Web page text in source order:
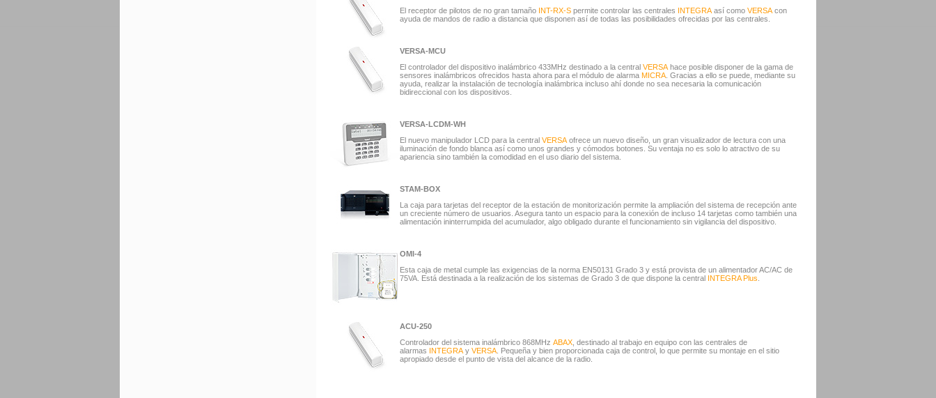
El receptor de pilotos de no gran tamaño INT-RX-S permite controlar las centrales INTEGRA así como VERSA con
ayuda de mandos de radio a distancia que disponen así de todas las posibilidades ofrecidas por las centrales.
VERSA-MCU
El controlador del dispositivo inalámbrico 433MHz destinado a la central VERSA hace posible disponer de la gama de
sensores inalámbricos ofrecidos hasta ahora para el módulo de alarma MICRA . Gracias a ello se puede, mediante su
ayuda, realizar la instalación de tecnología inalámbrica incluso ahí donde no sea necesaria la comunicación
bidireccional con los dispositivos.
VERSA-LCDM-WH
El nuevo manipulador LCD para la central VERSA ofrece un nuevo diseño, un gran visualizador de lectura con una
iluminación de fondo blanca así como unos grandes y cómodos botones. Su ventaja no es solo lo atractivo de su
apariencia sino también la comodidad en el uso diario del sistema.
STAM-BOX
La caja para tarjetas del receptor de la estación de monitorización permite la ampliación del sistema de recepción ante
un creciente número de usuarios. Asegura tanto un espacio para la conexión de incluso 14 tarjetas como también una
alimentación ininterrumpida del acumulador, algo obligado durante el funcionamiento sin vigilancia del dispositivo.
OMI-4
Esta caja de metal cumple las exigencias de la norma EN50131 Grado 3 y está provista de un alimentador AC/AC de
75VA. Está destinada a la realización de los sistemas de Grado 3 de que dispone la central INTEGRA Plus
ACU-250
Controlador del sistema inalámbrico 868MHz ABAX , destinado al trabajo en equipo con las centrales de
alarmas INTEGRA y VERSA . Pequeña y bien proporcionada caja de control, lo que permite su montaje en el sitio
apropiado desde el punto de vista del alcance de la radio.